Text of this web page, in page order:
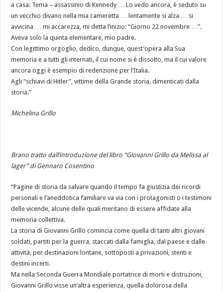
a casa: Tema – assassinio di Kennedy … Lo vedo ancora, è seduto su
un vecchio divano nella mia cameretta … lentamente si alza … si
avvicina … mi accarezza, mi detta l’inizio: “Giorno 22 novembre …”.
Aveva solo la quinta elementare, mio padre.
Con legittimo orgoglio, dedico, dunque, quest’opera alla Sua
memoria e a tutti gli internati, il cui nome si è dissolto, ma il cui valore
ancora oggi è esempio di redenzione per l’Italia.
Agli “schiavi di Hitler”, vittime della Grande storia, dimenticati dalla
storia.”
Michelina Grillo
Brano tratto dall’introduzione del libro “Giovanni Grillo da Melissa al
lager” di Gennaro Cosentino
“Pagine di storia da salvare quando il tempo fa giustizia dei ricordi
personali e l’aneddotica familiare va via con i protagonisti o i testimoni
delle vicende, alcune delle quali meritano di essere affidate alla
memoria collettiva.
La storia di Giovanni Grillo comincia come quella di tanti altri giovani
soldati, partiti per la guerra, staccati dalla famiglia, dal paese e dalle
attività, per destinazioni lontane, sottoposti a privazioni, stenti e
destini incerti.
Ma nella Seconda Guerra Mondiale portatrice di morti e distruzioni,
Giovanni Grillo visse un’altra esperienza, quella dolorosa della